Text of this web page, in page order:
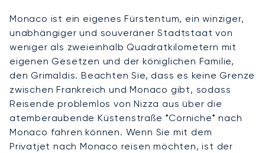
Monaco ist ein eigenes Fürstentum, ein winziger,
unabhängiger und souveräner Stadtstaat von
weniger als zweieinhalb Quadratkilometern mit
eigenen Gesetzen und der königlichen Familie,
den Grimaldis. Beachten Sie, dass es keine Grenze
zwischen Frankreich und Monaco gibt, sodass
Reisende problemlos von Nizza aus über die
atemberaubende Küstenstraße *Corniche* nach
Monaco fahren können. Wenn Sie mit dem
Privatjet nach Monaco reisen möchten, ist der